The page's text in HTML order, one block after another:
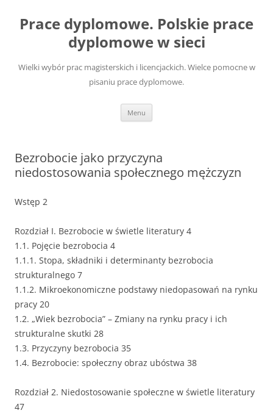
treści
Prace dyplomowe. Polskie prace
dyplomowe w sieci
Wielki wybór prac magisterskich i licencjackich. Wielce pomocne w
pisaniu prace dyplomowe.
Menu
Bezrobocie jako przyczyna
niedostosowania społecznego mężczyzn
Wstęp 2
Rozdział I. Bezrobocie w świetle literatury 4
1.1. Pojęcie bezrobocia 4
1.1.1. Stopa, składniki i determinanty bezrobocia
strukturalnego 7
1.1.2. Mikroekonomiczne podstawy niedopasowań na rynku
pracy 20
1.2. „Wiek bezrobocia” – Zmiany na rynku pracy i ich
strukturalne skutki 28
1.3. Przyczyny bezrobocia 35
1.4. Bezrobocie: społeczny obraz ubóstwa 38
Rozdział 2. Niedostosowanie społeczne w świetle literatury
47